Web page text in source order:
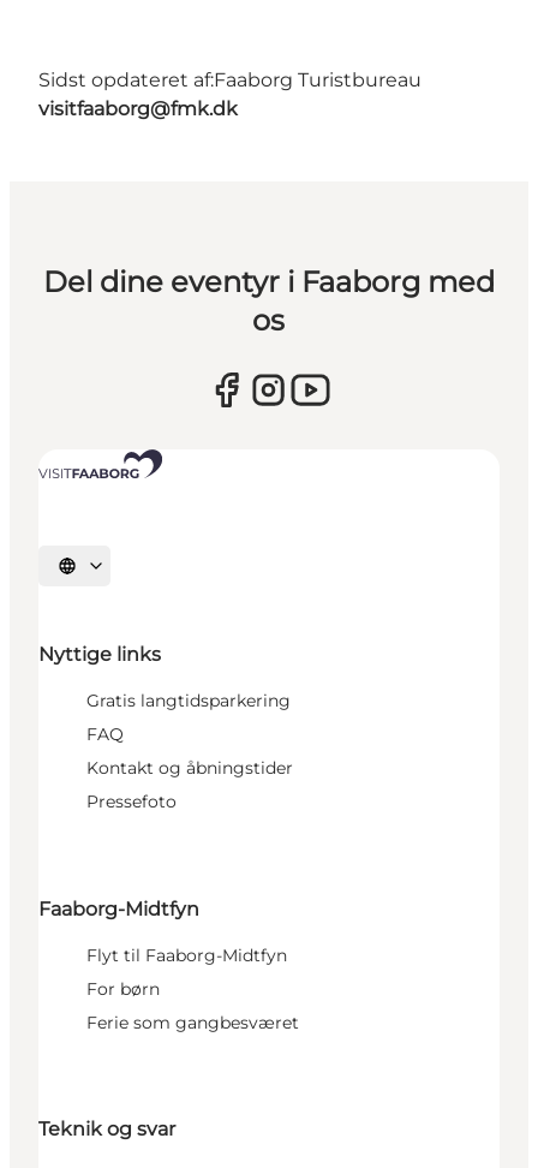
Sidst opdateret af:Faaborg Turistbureau
visitfaaborg@fmk.dk
Del dine eventyr i Faaborg med
os
Vælg sprog
Nyttige links
Gratis langtidsparkering
FAQ
Kontakt og åbningstider
Pressefoto
Faaborg-Midtfyn
Flyt til Faaborg-Midtfyn
For børn
Ferie som gangbesværet
Teknik og svar